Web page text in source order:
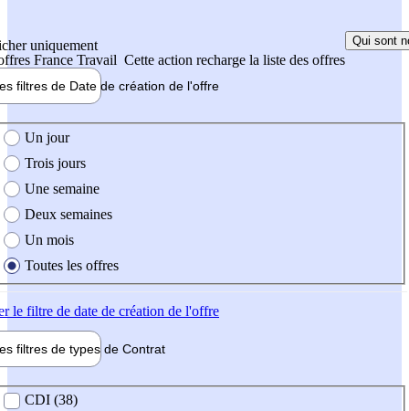
uniquement
France Travail Cette action recharge la liste des offres
Qui sont
filtres de Date de création de l'offre
création de l'offre
Un jour
Trois jours
Une semaine
Deux semaines
Un mois
Toutes les offres
le filtre de date de création de l'offre
filtres de types de Contrat
contrat
CDI (38)